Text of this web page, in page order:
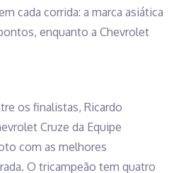
cada corrida: a marca asiática
enquanto a Chevrolet
os finalistas, Ricardo
Cruze da Equipe
com as melhores
O tricampeão tem quatro